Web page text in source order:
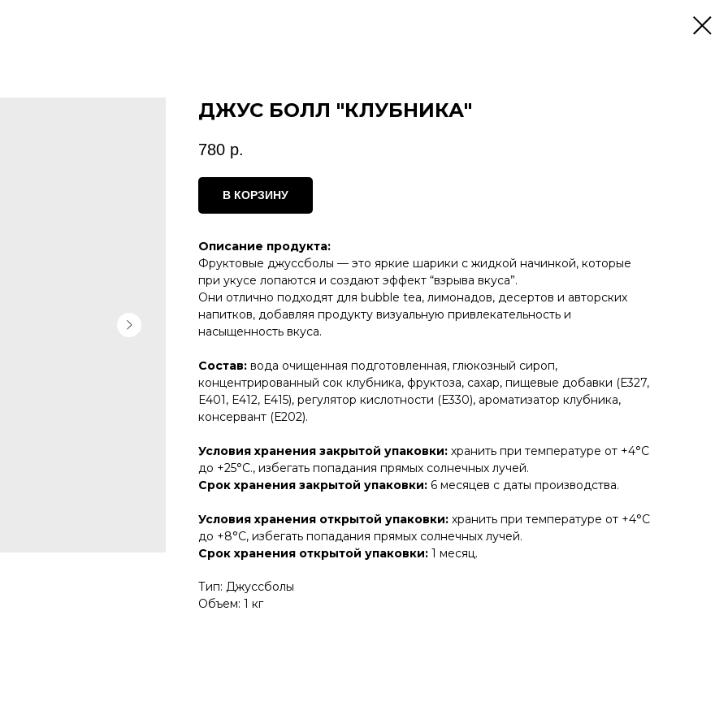
ДЖУС БОЛЛ "КЛУБНИКА"
780 р.
В КОРЗИНУ
Описание продукта:
Фруктовые джуссболы — это яркие шарики с жидкой начинкой, которые
при укусе лопаются и создают эффект “взрыва вкуса”.
Они отлично подходят для bubble tea, лимонадов, десертов и авторских
напитков, добавляя продукту визуальную привлекательность и
насыщенность вкуса.
Состав: вода очищенная подготовленная, глюкозный сироп,
концентрированный сок клубника, фруктоза, сахар, пищевые добавки (Е327,
Е401, Е412, Е415), регулятор кислотности (Е330), ароматизатор клубника,
консервант (Е202).
Условия хранения закрытой упаковки: хранить при температуре от +4°С
до +25°С., избегать попадания прямых солнечных лучей.
Срок хранения закрытой упаковки: 6 месяцев с даты производства.
Условия хранения открытой упаковки: хранить при температуре от +4°С
до +8°С, избегать попадания прямых солнечных лучей.
Срок хранения открытой упаковки: 1 месяц.
Тип: Джуссболы
Объем: 1 кг